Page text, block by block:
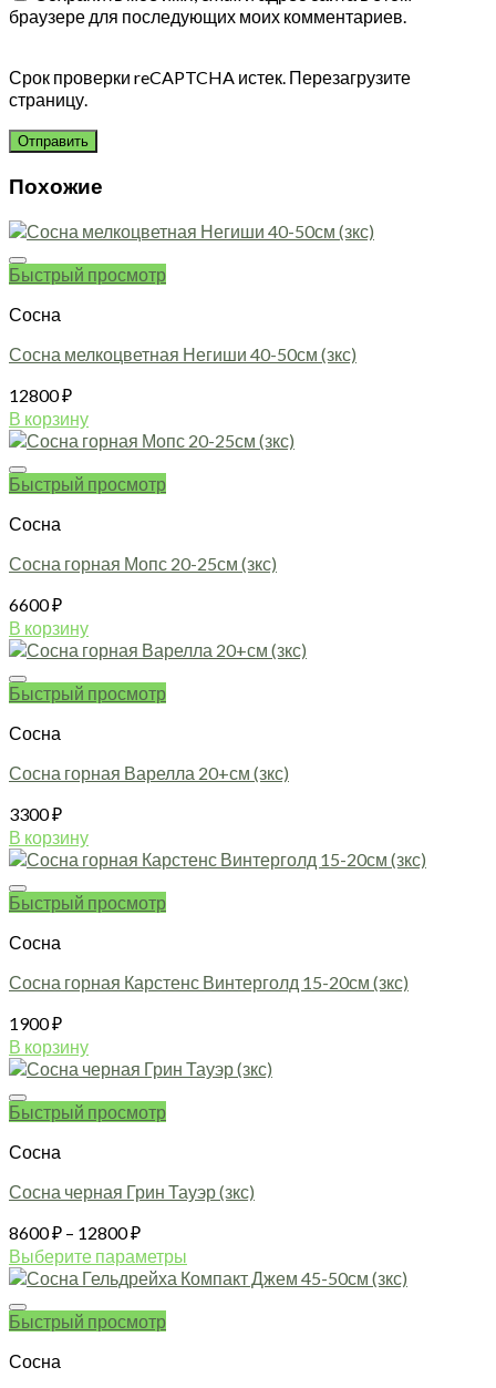
браузере для последующих моих комментариев.
Срок проверки reCAPTCHA истек. Перезагрузите
страницу.
Похожие
Быстрый просмотр
Сосна
Сосна мелкоцветная Негиши 40-50см (зкс)
12800₽
В корзину
Быстрый просмотр
Сосна
Сосна горная Мопс 20-25см (зкс)
6600₽
В корзину
Быстрый просмотр
Сосна
Сосна горная Варелла 20+см (зкс)
3300₽
В корзину
Быстрый просмотр
Сосна
Сосна горная Карстенс Винтерголд 15-20см (зкс)
1900₽
В корзину
Быстрый просмотр
Сосна
Сосна черная Грин Тауэр (зкс)
8600₽ – 12800₽Диапазон
цен:
8600 ₽
12800 ₽
Выберите параметры
Этот
имеет
вариаций.
Быстрый просмотр
Сосна